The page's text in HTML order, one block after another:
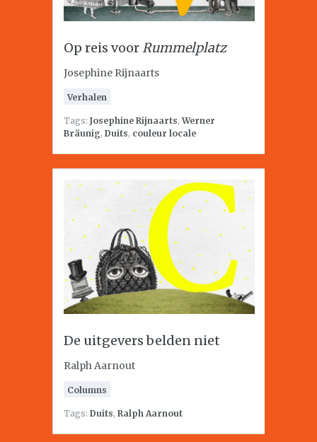
Op reis voorRummelplatz
Josephine Rijnaarts
Verhalen
Tags: Josephine Rijnaarts,Werner
Bräunig, Duits, couleur locale
De uitgevers belden niet
Ralph Aarnout
Columns
Tags: Duits, Ralph Aarnout